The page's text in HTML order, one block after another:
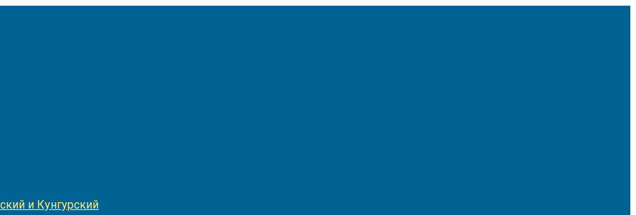
и Кунгурский